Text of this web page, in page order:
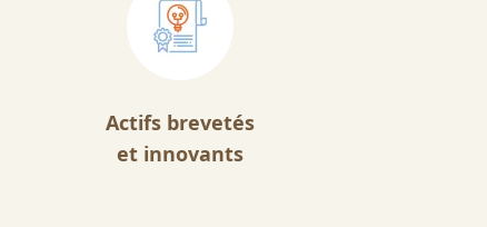
Actifs brevetés
et innovants